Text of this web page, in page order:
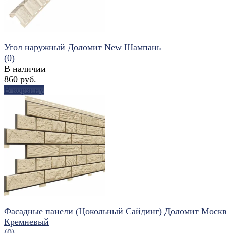
избранное сравнить
Угол наружный Доломит New Шампань
(0)
В наличии
860 руб.
В корзину
Фасадные панели (Цокольный Сайдинг) Доломит
Кремневый